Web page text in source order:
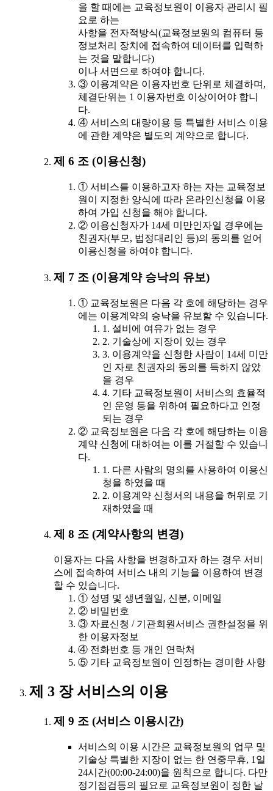
을 할 때에는 교육정보원이 이용자 관리시 필
요로 하는
사항을 전자적방식(교육정보원의 컴퓨터 등
정보처리 장치에 접속하여 데이터를 입력하
는 것을 말합니다)
이나 서면으로 하여야 합니다.
③ 이용계약은 이용자번호 단위로 체결하며,
체결단위는 1 이용자번호 이상이어야 합니
다.
④ 서비스의 대량이용 등 특별한 서비스 이용
에 관한 계약은 별도의 계약으로 합니다.
제 6 조 (이용신청)
① 서비스를 이용하고자 하는 자는 교육정보
원이 지정한 양식에 따라 온라인신청을 이용
하여 가입 신청을 해야 합니다.
② 이용신청자가 14세 미만인자일 경우에는
친권자(부모, 법정대리인 등)의 동의를 얻어
이용신청을 하여야 합니다.
제 7 조 (이용계약 승낙의 유보)
① 교육정보원은 다음 각 호에 해당하는 경우
에는 이용계약의 승낙을 유보할 수 있습니다.
1. 설비에 여유가 없는 경우
2. 기술상에 지장이 있는 경우
3. 이용계약을 신청한 사람이 14세 미만
인 자로 친권자의 동의를 득하지 않았
을 경우
4. 기타 교육정보원이 서비스의 효율적
인 운영 등을 위하여 필요하다고 인정
되는 경우
② 교육정보원은 다음 각 호에 해당하는 이용
계약 신청에 대하여는 이를 거절할 수 있습니
다.
1. 다른 사람의 명의를 사용하여 이용신
청을 하였을 때
2. 이용계약 신청서의 내용을 허위로 기
재하였을 때
제 8 조 (계약사항의 변경)
이용자는 다음 사항을 변경하고자 하는 경우 서비
스에 접속하여 서비스 내의 기능을 이용하여 변경
할 수 있습니다.
① 성명 및 생년월일, 신분, 이메일
② 비밀번호
③ 자료신청 / 기관회원서비스 권한설정을 위
한 이용자정보
④ 전화번호 등 개인 연락처
⑤ 기타 교육정보원이 인정하는 경미한 사항
제 3 장 서비스의 이용
제 9 조 (서비스 이용시간)
서비스의 이용 시간은 교육정보원의 업무 및
기술상 특별한 지장이 없는 한 연중무휴, 1일
24시간(00:00-24:00)을 원칙으로 합니다. 다만
정기점검등의 필요로 교육정보원이 정한 날